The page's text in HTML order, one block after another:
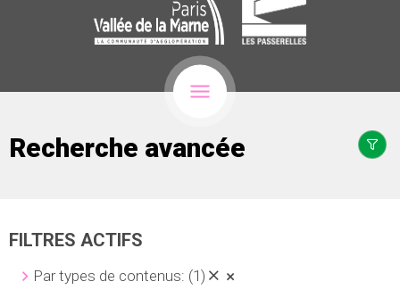
Recherche avancée
FILTRES ACTIFS
Par types de contenus: (1)